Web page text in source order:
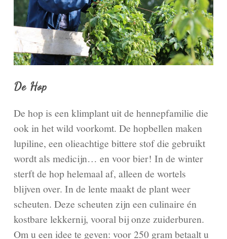
De Hop
De hop is een klimplant uit de hennepfamilie die
ook in het wild voorkomt. De hopbellen maken
lupiline, een olieachtige bittere stof die gebruikt
wordt als medicijn… en voor bier! In de winter
sterft de hop helemaal af, alleen de wortels
blijven over. In de lente maakt de plant weer
scheuten. Deze scheuten zijn een culinaire én
kostbare lekkernij, vooral bij onze zuiderburen.
Om u een idee te geven: voor 250 gram betaalt u